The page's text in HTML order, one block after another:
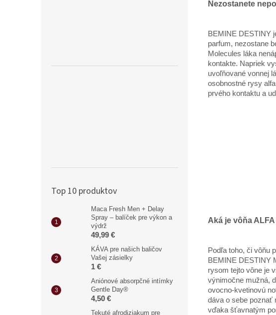
Top 10 produktov
Maca Fresh Men + Delay
Spray – balíček pre výkon a
výdrž
49,99 €
KÁVA pre našich baličov
Vašej zásielky
1 €
Aniónové absorpčné intímky
Gentle Day®
4,50 €
Tekuté afrodiziakum pre
Nezostanete
BEMINE DESTINY
parfum, nezostane
Molecules láka
kontakte. Napriek
uvoľňované vonnej
osobnostné rysy
prvého kontaktu a
Aká je vôňa
Podľa toho, či vôňu
BEMINE DESTINY
rysom tejto vône je
výnimočne mužná,
ovocno-kvetinovú
dáva o sebe poznať
vďaka šťavnatým